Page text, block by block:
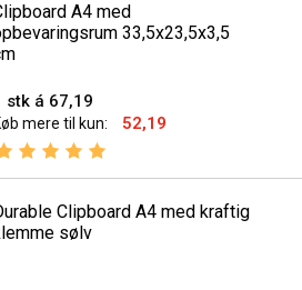
A4 med
33,5x23,5x3,5
stk á 67,19
mere til kun: 52,19
Clipboard A4 med kraftig
sølv